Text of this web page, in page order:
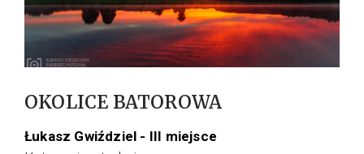
OKOLICE BATOROWA
Łukasz Gwiździel - III miejsce